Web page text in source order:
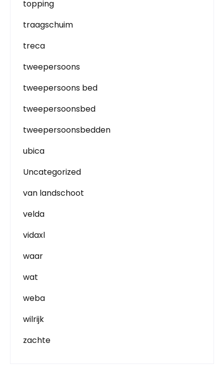
topping
traagschuim
treca
tweepersoons
tweepersoons bed
tweepersoonsbed
tweepersoonsbedden
ubica
Uncategorized
van landschoot
velda
vidaxl
waar
wat
weba
wilrijk
zachte